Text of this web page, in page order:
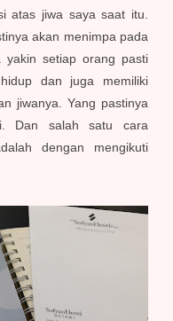
atas jiwa saya saat itu.
akan menimpa pada
yakin setiap orang pasti
dan juga memiliki
jiwanya. Yang pastinya
Dan salah satu cara
dengan mengikuti